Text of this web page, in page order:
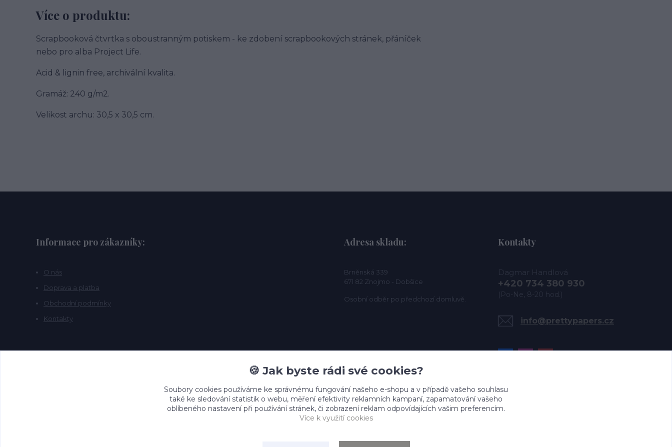
Více o produktu:
Scrapbooková čtvrtka s oboustranným potiskem - ke zdobení scrapbookových stránek, přáníček
nebo pro alba Project Life.
Acid & lignin free, archivální kvalita.
Gramáž: 240 g/m2.
Velikost archu: 30,5 x 30,5 cm.
Informace pro zákazníky:
O nás
Doprava a platba
Obchodní podmínky
Kontakty
Adresa skladu:
Brněnská 339
671 82 Znojmo - Dobšice
Osobní odběr po předchozí domluvě.
Kontakty
Dagmar Handlová
+420 734 380 930
(Po-Ne, 8-20 hod.)
info@prettypapers.cz
🍪 Jak byste rádi své cookies?
Soubory cookies používáme ke správnému fungování našeho e-shopu a v případě vašeho souhlasu
také ke sledování statistik o webu, měření efektivity reklamních kampaní, zapamatování vašeho
oblíbeného nastavení při používání stránek, či zobrazení reklam odpovídajících vašim preferencím.
Více k využití cookies